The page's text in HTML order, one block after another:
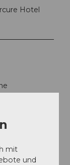
Hotel
mit
und